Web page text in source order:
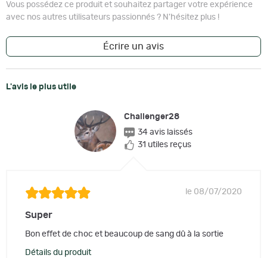
Vous possédez ce produit et souhaitez partager votre expérience
avec nos autres utilisateurs passionnés ? N'hésitez plus !
Écrire un avis
L'avis le plus utile
Challenger28
34 avis laissés
31 utiles reçus
le 08/07/2020
Super
Bon effet de choc et beaucoup de sang dû à la sortie
Détails du produit